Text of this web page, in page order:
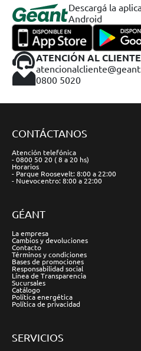
Descargá la
Android
ATENCIÓN AL CLIENTE
0800 5020
CONTÁCTANOS
Atención telefónica
- 0800 50 20 ( 8 a 20 hs)
Horarios
- Parque Roosevelt: 8:00 a 22:00
- Nuevocentro: 8:00 a 22:00
GÉANT
La empresa
Cambios y devoluciones
Contacto
Términos y condiciones
Bases de promociones
Responsabilidad social
Línea de Transparencia
Sucursales
Catálogo
Política energética
Política de privacidad
SERVICIOS